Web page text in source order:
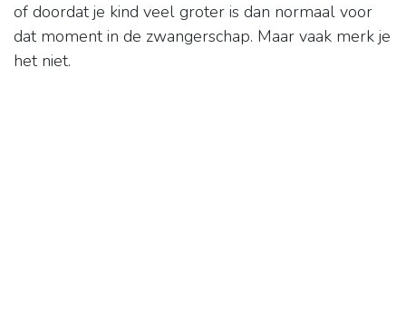
of doordat je kind veel groter is dan normaal voor
dat moment in de zwangerschap. Maar vaak merk je
het niet.